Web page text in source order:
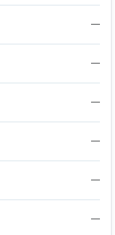
—
—
—
—
—
—